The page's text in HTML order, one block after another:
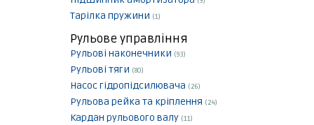
Тарілка пружини (1)
Рульове управління
Рульові наконечники (93)
Рульові тяги (80)
Насос гідропідсилювача (26)
Рульова рейка та кріплення (24)
Кардан рульового валу (11)